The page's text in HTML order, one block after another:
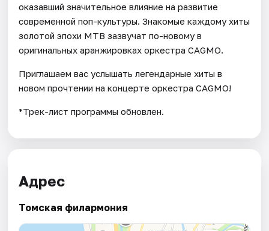
оказавший значительное влияние на развитие
современной поп-культуры. Знакомые каждому хиты
золотой эпохи МТВ зазвучат по-новому в
оригинальных аранжировках оркестра CAGMO.
Приглашаем вас услышать легендарные хиты в
новом прочтении на концерте оркестра CAGMO!
*Трек-лист программы обновлен.
Адрес
Томская филармония